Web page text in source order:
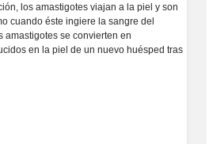
los amastigotes viajan a la piel y son
cuando éste ingiere la sangre del
amastigotes se convierten en
en la piel de un nuevo huésped tras